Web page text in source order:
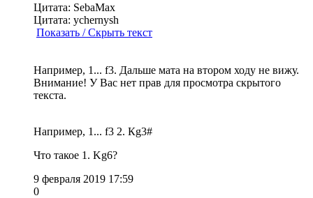
Цитата: SebaMax
Цитата: ychernysh
Показать / Скрыть текст
Например, 1... f3. Дальше мата на втором ходу не вижу.
Внимание! У Вас нет прав для просмотра скрытого
текста.
Например, 1... f3 2. Кg3#
Что такое 1. Kg6?
9 февраля 2019 17:59
0